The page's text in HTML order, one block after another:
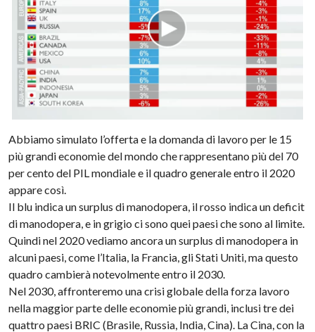
Abbiamo simulato l’offerta e la domanda di lavoro per le 15
più grandi economie del mondo che rappresentano più del 70
per cento del PIL mondiale e il quadro generale entro il 2020
appare così.
Il blu indica un surplus di manodopera, il rosso indica un deficit
di manodopera, e in grigio ci sono quei paesi che sono al limite.
Quindi nel 2020 vediamo ancora un surplus di manodopera in
alcuni paesi, come l’Italia, la Francia, gli Stati Uniti, ma questo
quadro cambierà notevolmente entro il 2030.
Nel 2030, affronteremo una crisi globale della forza lavoro
nella maggior parte delle economie più grandi, inclusi tre dei
quattro paesi BRIC (Brasile, Russia, India, Cina). La Cina, con la